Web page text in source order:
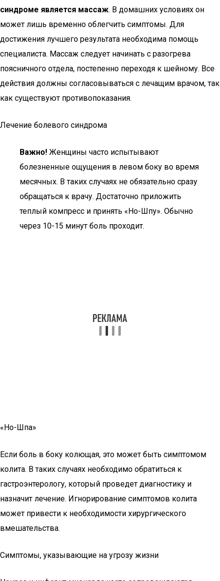
синдроме является массаж. В домашних условиях он
может лишь временно облегчить симптомы. Для
достижения лучшего результата необходима помощь
специалиста. Массаж следует начинать с разогрева
поясничного отдела, постепенно переходя к шейному. Все
действия должны согласовываться с лечащим врачом, так
как существуют противопоказания.
Лечение болевого синдрома
Важно! Женщины часто испытывают
болезненные ощущения в левом боку во время
месячных. В таких случаях не обязательно сразу
обращаться к врачу. Достаточно приложить
теплый компресс и принять «Но-Шпу». Обычно
через 10-15 минут боль проходит.
«Но-Шпа»
Если боль в боку колющая, это может быть симптомом
колита. В таких случаях необходимо обратиться к
гастроэнтерологу, который проведет диагностику и
назначит лечение. Игнорирование симптомов колита
может привести к необходимости хирургического
вмешательства.
Симптомы, указывающие на угрозу жизни